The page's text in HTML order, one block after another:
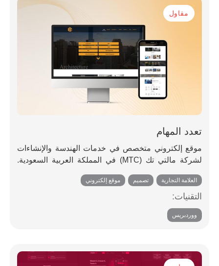
مقاول
تعدد المهام
موقع إلكتروني متخصص في خدمات الهندسة والإنشاءات
لشركة مالتي تك (MTC) في المملكة العربية السعودية.
والمعمارية والميكانيكية والكهربائية والصحية.
العلامة التجارية تصميم موقع إلكتروني
التقنيات:
ووردبريس